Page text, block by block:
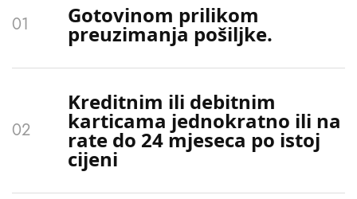
Gotovinom prilikom
preuzimanja pošiljke.
Kreditnim ili debitnim
karticama jednokratno ili na
rate do 24 mjeseca po istoj
cijeni